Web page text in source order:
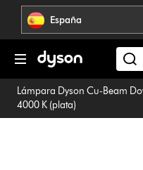
Omitir
navegación España
en
Lámpara Dyson Cu-Beam
4000 K (plata)